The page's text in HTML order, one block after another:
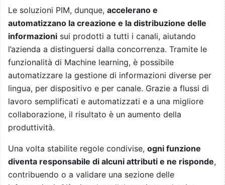
Le soluzioni PIM, dunque, accelerano e
automatizzano la creazione e la distribuzione delle
informazioni sui prodotti a tutti i canali, aiutando
l’azienda a distinguersi dalla concorrenza. Tramite le
funzionalità di Machine learning, è possibile
automatizzare la gestione di informazioni diverse per
lingua, per dispositivo e per canale. Grazie a flussi di
lavoro semplificati e automatizzati e a una migliore
collaborazione, il risultato è un aumento della
produttività.
Una volta stabilite regole condivise, ogni funzione
diventa responsabile di alcuni attributi e ne risponde,
contribuendo o a validare una sezione delle